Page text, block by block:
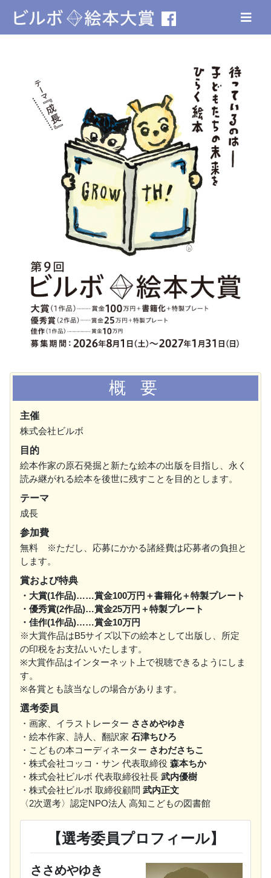
概 要
主催
株式会社ビルボ
目的
絵本作家の原石発掘と新たな絵本の出版を目指し、永く
読み継がれる絵本を後世に残すことを目的とします。
テーマ
成長
参加費
無料 ※ただし、応募にかかる諸経費は応募者の負担と
します。
賞および特典
・大賞(1作品)……賞金100万円＋書籍化＋特製プレート
・優秀賞(2作品)…賞金25万円＋特製プレート
・佳作(1作品)……賞金10万円
※大賞作品はB5サイズ以下の絵本として出版し、所定
の印税をお支払いいたします。
※大賞作品はインターネット上で視聴できるようにしま
す。
※各賞とも該当なしの場合があります。
選考委員
・画家、イラストレーター ささめやゆき
・絵本作家、詩人、翻訳家 石津ちひろ
・こどもの本コーディネーター さわださちこ
・株式会社コッコ・サン 代表取締役 森本ちか
・株式会社ビルボ 代表取締役社長 武内優樹
・株式会社ビルボ 取締役顧問 武内正文
〈2次選考〉認定NPO法人 高知こどもの図書館
【選考委員プロフィール】
ささめやゆき